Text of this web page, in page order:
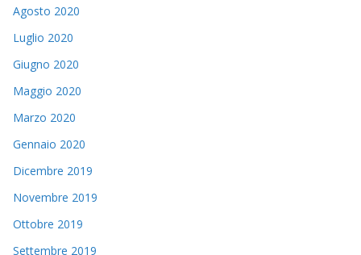
Agosto 2020
Luglio 2020
Giugno 2020
Maggio 2020
Marzo 2020
Gennaio 2020
Dicembre 2019
Novembre 2019
Ottobre 2019
Settembre 2019